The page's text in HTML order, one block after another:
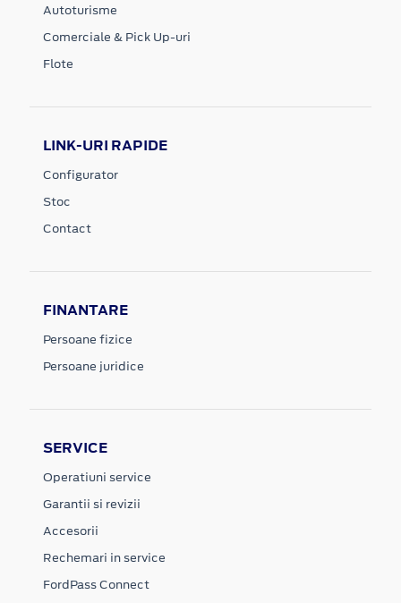
Autoturisme
Comerciale & Pick Up-uri
Flote
LINK-URI RAPIDE
Configurator
Stoc
Contact
FINANTARE
Persoane fizice
Persoane juridice
SERVICE
Operatiuni service
Garantii si revizii
Accesorii
Rechemari in service
FordPass Connect